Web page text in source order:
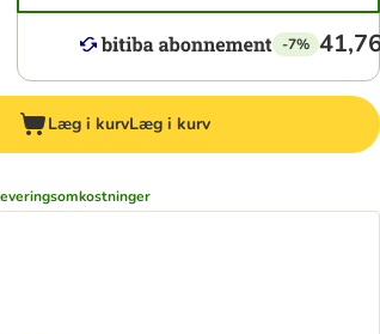
-7%
Læg i kurvLæg i kurv